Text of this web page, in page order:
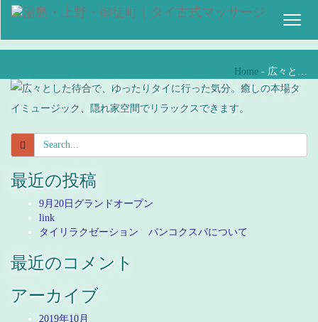
Home - 広々と…
最近の投稿
9月20日グランドオープン
link
タイリラクゼーション バンコクスパについて
最近のコメント
アーカイブ
2019年10月